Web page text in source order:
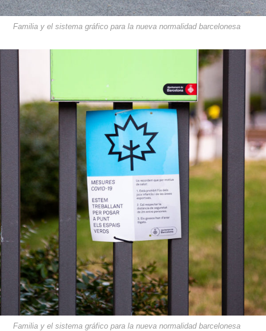
Familia y el sistema gráfico para la nueva normalidad barcelonesa
Familia y el sistema gráfico para la nueva normalidad barcelonesa